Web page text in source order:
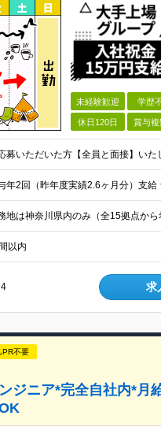
未経験歓迎 学歴
休日120日 賞与複
以内
求
PR不要
ジニア*完全自社内*月